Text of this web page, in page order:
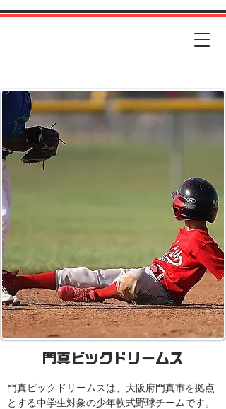
門真ビックドリームス
門真ビックドリームスは、大阪府門真市を拠点
とする中学生対象の少年軟式野球チームです。